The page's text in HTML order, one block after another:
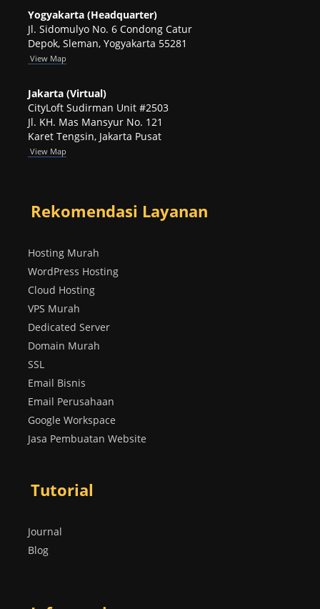
Yogyakarta (Headquarter)
Jl. Sidomulyo No. 6 Condong Catur
Depok, Sleman, Yogyakarta 55281
View Map
Jakarta (Virtual)
CityLoft Sudirman Unit #2503
Jl. KH. Mas Mansyur No. 121
Karet Tengsin, Jakarta Pusat
View Map
Rekomendasi Layanan
Hosting Murah
WordPress Hosting
Cloud Hosting
VPS Murah
Dedicated Server
Domain Murah
SSL
Email Bisnis
Email Perusahaan
Google Workspace
Jasa Pembuatan Website
Tutorial
Journal
Blog